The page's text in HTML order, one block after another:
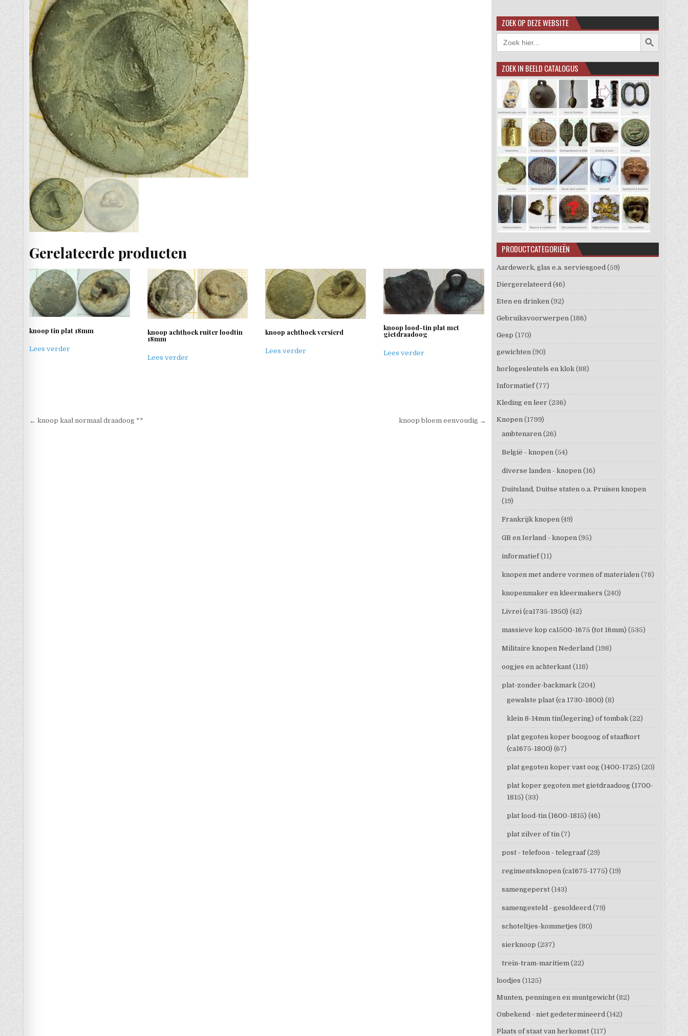
Gerelateerde producten
knoop tin plat 18mm
Lees verder
knoop achthoek ruiter loodtin
18mm
Lees verder
knoop achthoek versierd
Lees verder
knoop lood-tin plat met
gietdraadoog
Lees verder
Berichtnavigatie
← knoop kaal normaal draadoog ** knoop bloem eenvoudig →
ZOEK OP DEZE WEBSITE
Zoek
naar:
Zoekknop
ZOEK IN BEELD CATALOGUS
PRODUCTCATEGORIEËN
Aardewerk, glas e.a. serviesgoed (59)
Diergerelateerd (46)
Eten en drinken (92)
Gebruiksvoorwerpen (186)
Gesp (170)
gewichten (90)
horlogesleutels en klok (88)
Informatief (77)
Kleding en leer (236)
Knopen (1799)
ambtenaren (26)
België - knopen (54)
diverse landen - knopen (16)
Duitsland, Duitse staten o.a. Pruisen knopen
(19)
Frankrijk knopen (49)
GB en Ierland - knopen (95)
informatief (11)
knopen met andere vormen of materialen (78)
knopenmaker en kleermakers (240)
Livrei (ca1735-1950) (42)
massieve kop ca1500-1675 (tot 16mm) (535)
Militaire knopen Nederland (198)
oogjes en achterkant (118)
plat-zonder-backmark (204)
gewalste plaat (ca 1730-1800) (8)
klein 8-14mm tin(legering) of tombak (22)
plat gegoten koper boogoog of staafkort
(ca1675-1800) (67)
plat gegoten koper vast oog (1400-1725) (20)
plat koper gegoten met gietdraadoog (1700-
1815) (33)
plat lood-tin (1600-1815) (46)
plat zilver of tin (7)
post - telefoon - telegraaf (29)
regimentsknopen (ca1675-1775) (19)
samengeperst (143)
samengesteld - gesoldeerd (79)
schoteltjes-kommetjes (80)
sierknoop (237)
trein-tram-maritiem (22)
loodjes (1125)
Munten, penningen en muntgewicht (82)
Onbekend - niet gedetermineerd (142)
Plaats of staat van herkomst (117)